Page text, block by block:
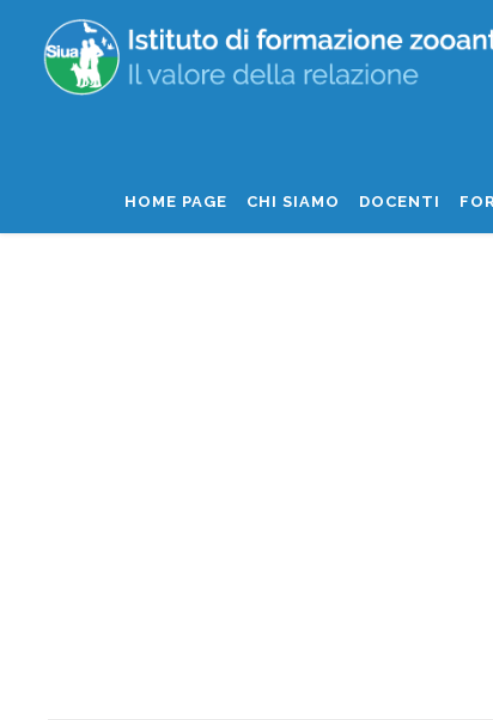
HOME PAGE CHI SIAMO DOCENTI